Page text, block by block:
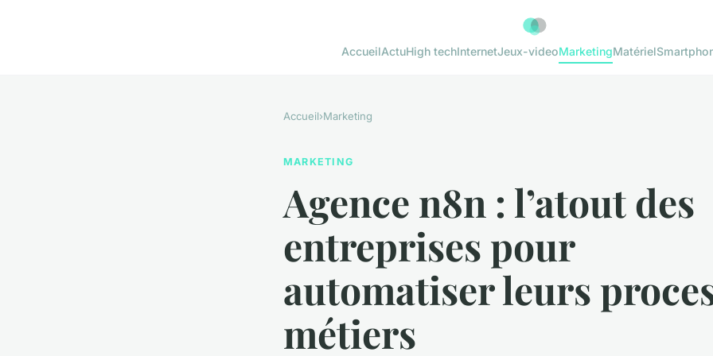
AccueilActuHigh techInternetJeux-videoMarketingMatériel
Accueil›Marketing
MARKETING
Agence n8n : l’atout des
entreprises pour
automatiser leurs
métiers